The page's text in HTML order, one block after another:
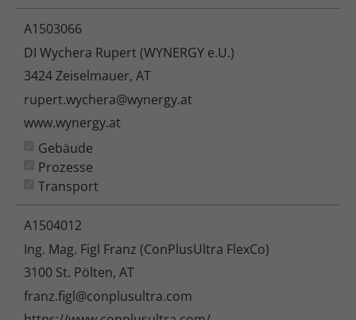
A1503066
DI Wychera Rupert (WYNERGY e.U.)
3424 Zeiselmauer, AT
rupert.wychera@wynergy.at
www.wynergy.at
Gebäude
Prozesse
Transport
A1504012
Ing. Mag. Figl Franz (ConPlusUltra FlexCo)
3100 St. Pölten, AT
franz.figl@conplusultra.com